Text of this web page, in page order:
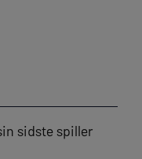
sidste spiller